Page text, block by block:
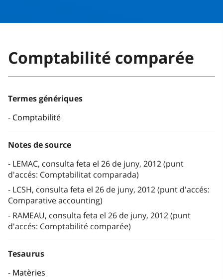
Comptabilité comparée
Termes génériques
Comptabilité
Notes de source
LEMAC, consulta feta el 26 de juny, 2012 (punt
d'accés: Comptabilitat comparada)
LCSH, consulta feta el 26 de juny, 2012 (punt d'accés:
Comparative accounting)
RAMEAU, consulta feta el 26 de juny, 2012 (punt
d'accés: Comptabilité comparée)
Tesaurus
Matèries